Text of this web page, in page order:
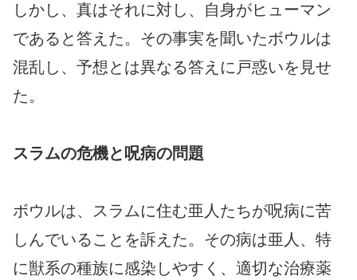
しかし、真はそれに対し、自身がヒューマン
であると答えた。その事実を聞いたボウルは
混乱し、予想とは異なる答えに戸惑いを見せ
た。
スラムの危機と呪病の問題
ボウルは、スラムに住む亜人たちが呪病に苦
しんでいることを訴えた。その病は亜人、特
に獣系の種族に感染しやすく、適切な治療薬